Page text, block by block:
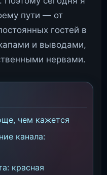
пути — от
гостей в
и выводами,
нервами.
чем кажется
канала:
красная